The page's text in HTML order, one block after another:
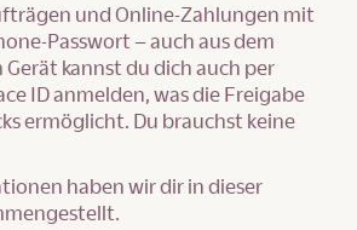
und Online-Zahlungen mit
Passwort – auch aus dem
Gerät kannst du dich auch per
ID anmelden, was die Freigabe
ermöglicht. Du brauchst keine
haben wir dir in dieser